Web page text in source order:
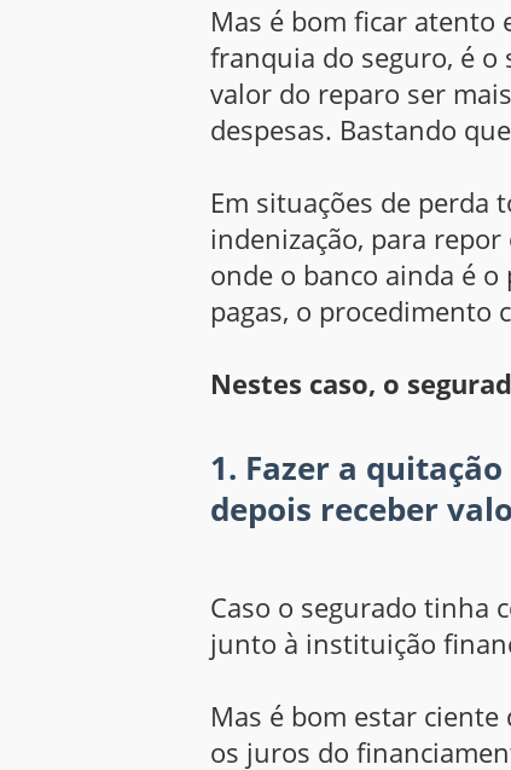
Mas é bom ficar atento
franquia do seguro, é o
valor do reparo ser
despesas. Bastando
Em situações de perda
indenização, para
onde o banco ainda é
pagas, o procedimento
Nestes caso, o
1. Fazer a
depois receber
Caso o segurado tinha
junto à instituição
Mas é bom estar
os juros do